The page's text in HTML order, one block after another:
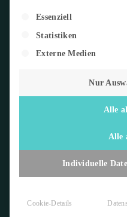
Letzte
Toploader
ist
Kunststoffhülle, die
Es folgt eine Liste der
Essenziell
Statistiken
Externe Medien
Nur
Alle
Alle
Individuelle
Cookie-Details